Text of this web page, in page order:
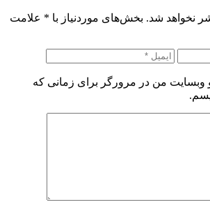
نخواهد شد. بخش‌های موردنیاز با * علامت
و وبسایت من در مرورگر برای زمانی که